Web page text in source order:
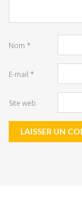
Nom *
E-mail *
Site web